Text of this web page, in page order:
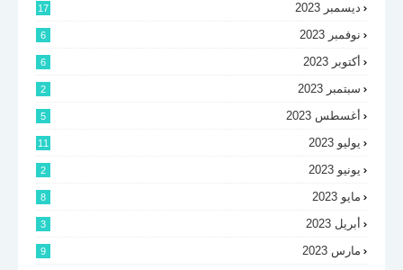
ديسمبر 2023 17
نوفمبر 2023 6
أكتوبر 2023 6
سبتمبر 2023 2
أغسطس 2023 5
يوليو 2023 11
يونيو 2023 2
مايو 2023 8
أبريل 2023 3
مارس 2023 9